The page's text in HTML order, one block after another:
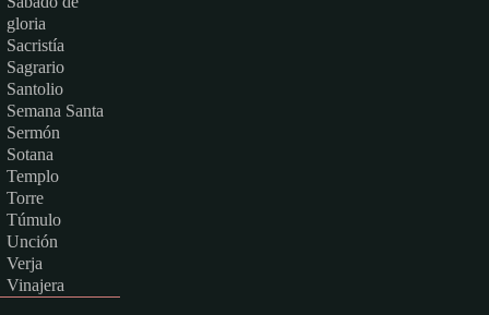
gloria
Sacristía
Sagrario
Santolio
Semana Santa
Sermón
Sotana
Templo
Torre
Túmulo
Unción
Verja
Vinajera